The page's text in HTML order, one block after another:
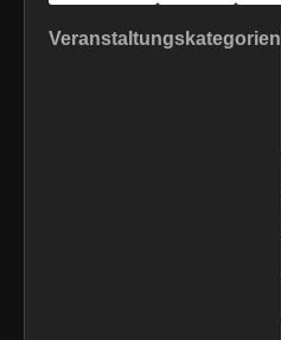
Veranstaltungskategorien